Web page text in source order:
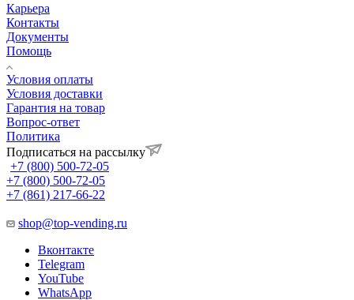
Карьера
Контакты
Документы
Помощь
Условия оплаты
Условия доставки
Гарантия на товар
Вопрос-ответ
Политика
Подписаться на рассылку
+7 (800) 500-72-05
+7 (800) 500-72-05
+7 (861) 217-66-22
shop@top-vending.ru
Вконтакте
Telegram
YouTube
WhatsApp